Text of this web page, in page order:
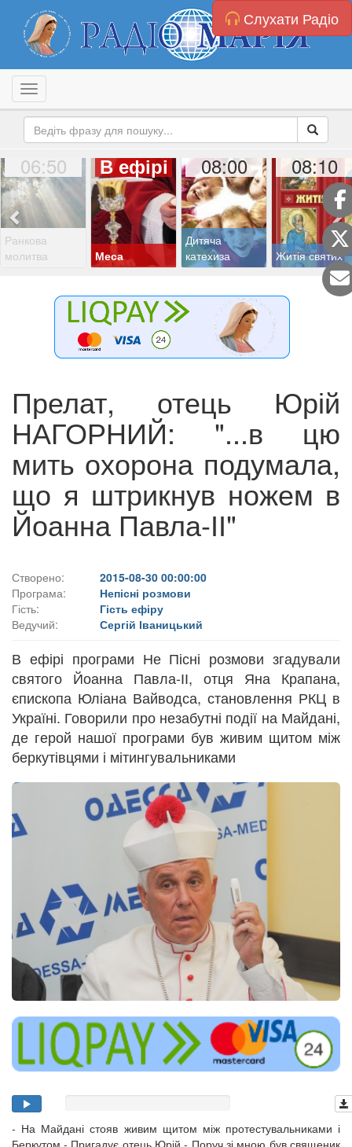
Слухати Радіо
Toggle navigation
06:50
Ранкова
молитва
В ефірі
Меса
08:00
Дитяча
катехиза
08:10
Житія святих
Прелат, отець Юрій
НАГОРНИЙ: "...в цю
мить охорона подумала,
що я штрикнув ножем в
Йоанна Павла-ІІ"
Створено:
2015-08-30 00:00:00
Програма:
Непісні розмови
Гість:
Гість ефіру
Ведучий:
Сергій Іваницький
В ефірі програми Не Пісні розмови згадували
святого Йоанна Павла-ІІ, отця Яна Крапана,
єпископа Юліана Вайводса, становлення РКЦ в
Україні. Говорили про незабутні події на Майдані,
де герой нашої програми був живим щитом між
беркутівцями і мітингувальниками
- На Майдані стояв живим щитом між протестувальниками і
Беркутом.- Пригадує отець Юрій.- Поруч зі мною був священик